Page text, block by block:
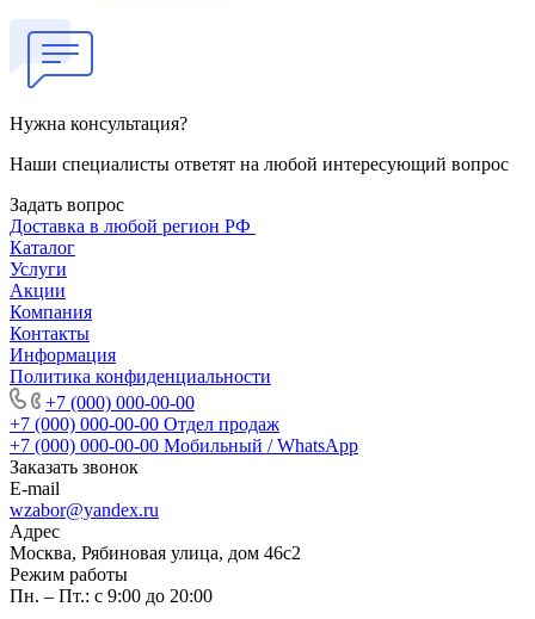
Нужна консультация?
Наши специалисты ответят на любой интересующий вопрос
Задать вопрос
Доставка в любой регион РФ
Каталог
Услуги
Акции
Компания
Контакты
Информация
Политика конфиденциальности
+7 (000) 000-00-00
+7 (000) 000-00-00 Отдел продаж
+7 (000) 000-00-00 Мобильный / WhatsApp
Заказать звонок
E-mail
wzabor@yandex.ru
Адрес
Москва, Рябиновая улица, дом 46с2
Режим работы
Пн. – Пт.: с 9:00 до 20:00